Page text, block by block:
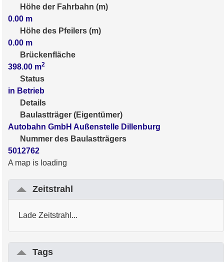
Höhe der Fahrbahn (m)
0.00 m
Höhe des Pfeilers (m)
0.00 m
Brückenfläche
398.00 m2
Status
in Betrieb
Details
Baulastträger (Eigentümer)
Autobahn GmbH Außenstelle Dillenburg
Nummer des Baulastträgers
5012762
A map is loading
Zeitstrahl
Lade Zeitstrahl...
Tags